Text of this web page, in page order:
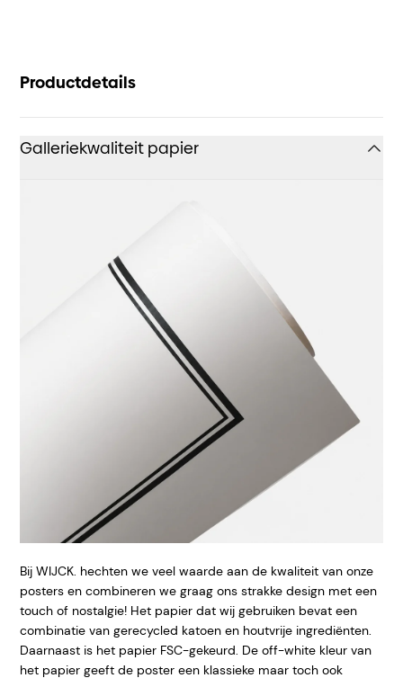
Productdetails
Galleriekwaliteit papier
Bij WIJCK. hechten we veel waarde aan de kwaliteit van onze
posters en combineren we graag ons strakke design met een
touch of nostalgie! Het papier dat wij gebruiken bevat een
combinatie van gerecycled katoen en houtvrije ingrediënten.
Daarnaast is het papier FSC-gekeurd. De off-white kleur van
het papier geeft de poster een klassieke maar toch ook